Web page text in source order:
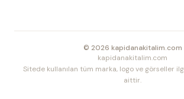
© 2026 kapidanakitalim.com
kapidanakitalim.com
Sitede kullanılan tüm marka, logo ve görseller
aittir.